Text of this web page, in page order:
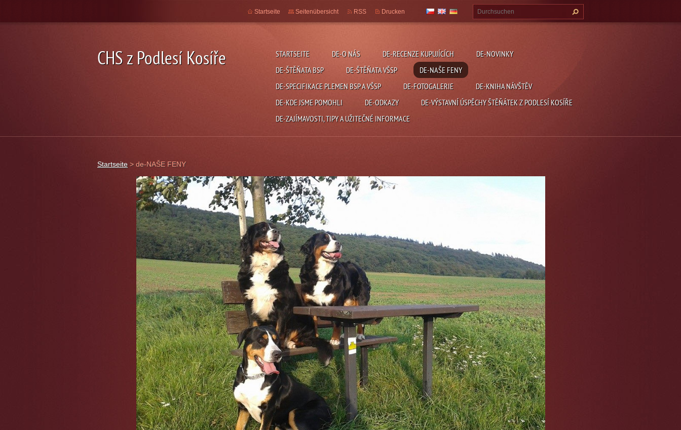
CHS z Podlesí Kosíře STARTSEITE DE-O NÁS DE-RECENZE KUPUJÍCÍCH
DE-NOVINKY
DE-ŠTĚŇATA BSP
DE-ŠTĚŇATA VŠSP
DE-NAŠE FENY
DE-SPECIFIKACE PLEMEN BSP A VŠSP
DE-FOTOGALERIE
DE-KNIHA NÁVŠTĚV
DE-KDE JSME POMOHLI
DE-ODKAZY
DE-VÝSTAVNÍ ÚSPĚCHY ŠTĚŇÁTEK Z PODLESÍ KOSÍŘE
DE-ZAJÍMAVOSTI, TIPY A UŽITEČNÉ INFORMACE
Startseite Seitenübersicht RSS Drucken
Startseite >de-NAŠE FENY